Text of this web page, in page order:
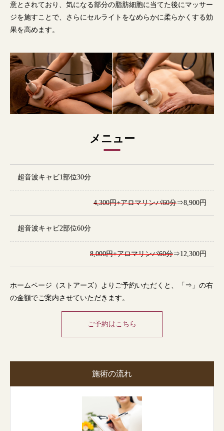
意とされており、気になる部分の脂肪細胞に当てた後にマッサー
ジを施すことで、さらにセルライトをなめらかに柔らかくする効
果を高めます。
メニュー
超音波キャビ1部位30分
4,300円+アロマリンパ60分⇒8,900円
超音波キャビ2部位60分
8,000円+アロマリンパ60分⇒12,300円
ホームページ（ストアーズ）よりご予約いただくと、「⇒」の右
の金額でご案内させていただきます。
ご予約はこちら
施術の流れ